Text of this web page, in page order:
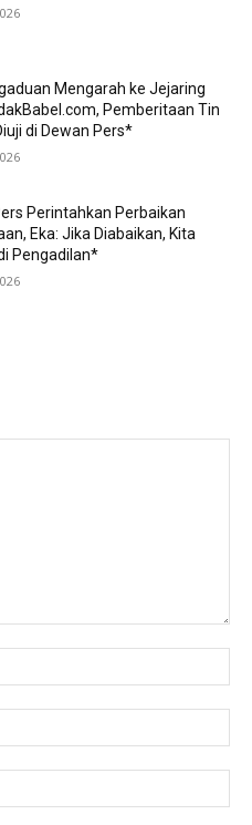
Mengarah ke Jejaring
Pemberitaan Tin
di Dewan Pers*
Perintahkan Perbaikan
Eka: Jika Diabaikan, Kita
Pengadilan*